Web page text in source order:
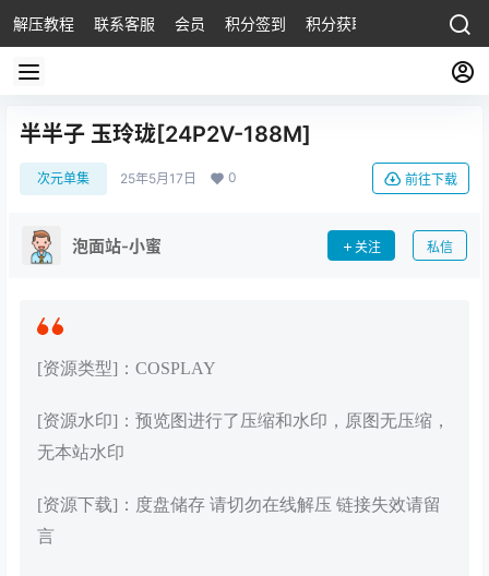
解压教程 联系客服 会员 积分签到 积分获取
半半子 玉玲珑[24P2V-188M]
次元单集 25年5月17日 0 前往下载
泡面站-小蜜 关注 私信
[资源类型]：COSPLAY
[资源水印]：预览图进行了压缩和水印，原图无压缩，
无本站水印
[资源下载]：度盘储存 请切勿在线解压 链接失效请留
言